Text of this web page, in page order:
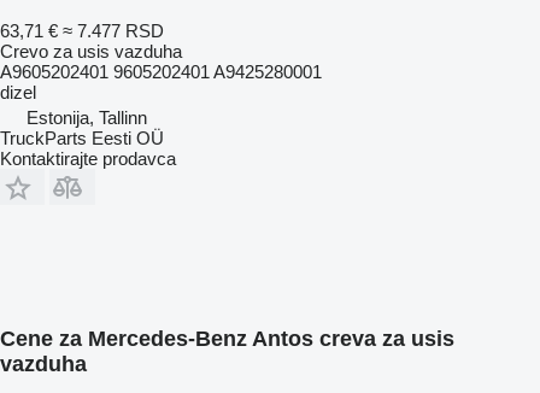
63,71 € ≈ 7.477 RSD
Crevo za usis vazduha
A9605202401 9605202401 A9425280001
dizel
Estonija, Tallinn
TruckParts Eesti OÜ
Kontaktirajte prodavca
Cene za Mercedes-Benz Antos creva za usis
vazduha